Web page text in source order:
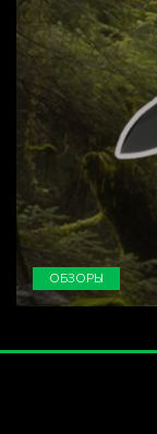
ОБЗОРЫ